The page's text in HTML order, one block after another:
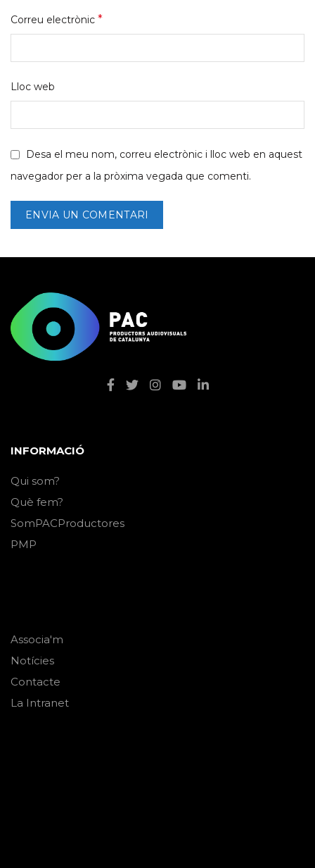
Correu electrònic *
Lloc web
Desa el meu nom, correu electrònic i lloc web en aquest
navegador per a la pròxima vegada que comenti.
INFORMACIÓ
Qui som?
Què fem?
SomPACProductores
PMP
Associa'm
Notícies
Contacte
La Intranet